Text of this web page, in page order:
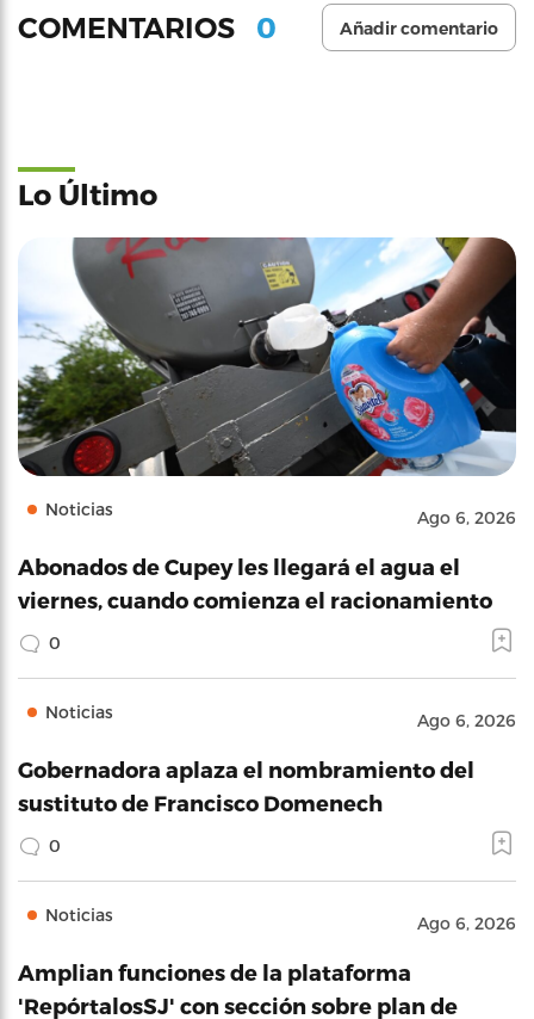
COMENTARIOS 0 Añadir comentario
Lo Último
Noticias Ago 6, 2026
Abonados de Cupey les llegará el agua el
viernes, cuando comienza el racionamiento
0
Noticias Ago 6, 2026
Gobernadora aplaza el nombramiento del
sustituto de Francisco Domenech
0
Noticias Ago 6, 2026
Amplian funciones de la plataforma
'RepórtalosSJ' con sección sobre plan de